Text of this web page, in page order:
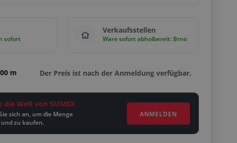
sofort
Verkaufsstellen
Ware sofort abholbereit: Brno
m Der Preis ist nach der Anmeldung verfügbar.
die Welt von GUMEX
sich an, um die Menge
zu kaufen.
ANMELDEN